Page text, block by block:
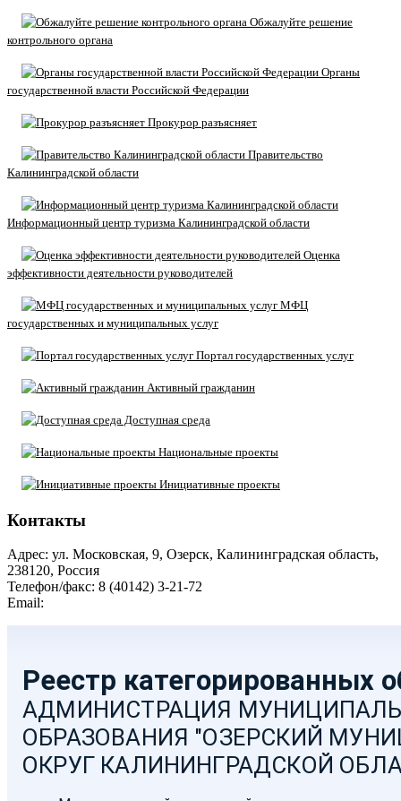
Обжалуйте решение
контрольного органа
Органы
государственной власти Российской Федерации
Прокурор разъясняет
Правительство
Калининградской области
Информационный центр туризма Калининградской области
Оценка
эффективности деятельности руководителей
МФЦ
государственных и муниципальных услуг
Портал государственных услуг
Активный гражданин
Доступная среда
Национальные проекты
Инициативные проекты
Контакты
Адрес: ул. Московская, 9, Озерск, Калининградская область,
238120, Россия
Телефон/факс: 8 (40142) 3-21-72
Email: